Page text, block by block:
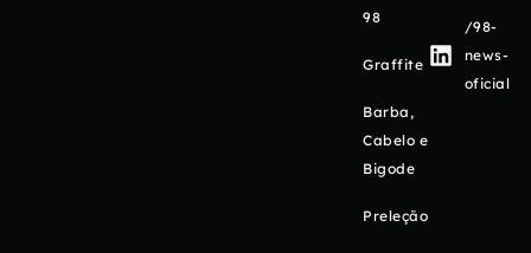
98
Graffite
Barba,
Cabelo e
Bigode
Preleção
/98-
news-
oficial